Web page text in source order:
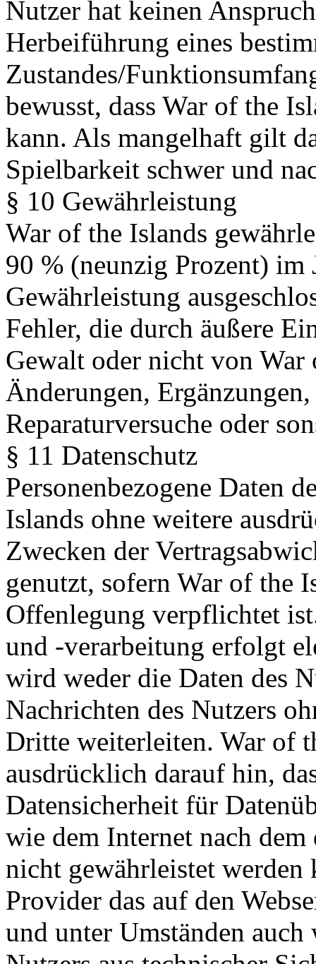
Nutzer hat keinen
Herbeiführung eines
Zustandes/
bewusst, dass War of the
kann. Als mangelhaft gilt
Spielbarkeit schwer und
§ 10 Gewährleistung
War of the Islands
90 % (neunzig Prozent) im
Gewährleistung
Fehler, die durch äußere
Gewalt oder nicht von
Änderungen,
Reparaturversuche oder
§ 11 Datenschutz
Personenbezogene Daten
Islands ohne weitere
Zwecken der
genutzt, sofern War of the
Offenlegung verpflichtet
und -verarbeitung erfolgt
wird weder die Daten des
Nachrichten des Nutzers
Dritte weiterleiten. War of
ausdrücklich darauf hin,
Datensicherheit für
wie dem Internet nach
nicht gewährleistet werden
Provider das auf den
und unter Umständen auch